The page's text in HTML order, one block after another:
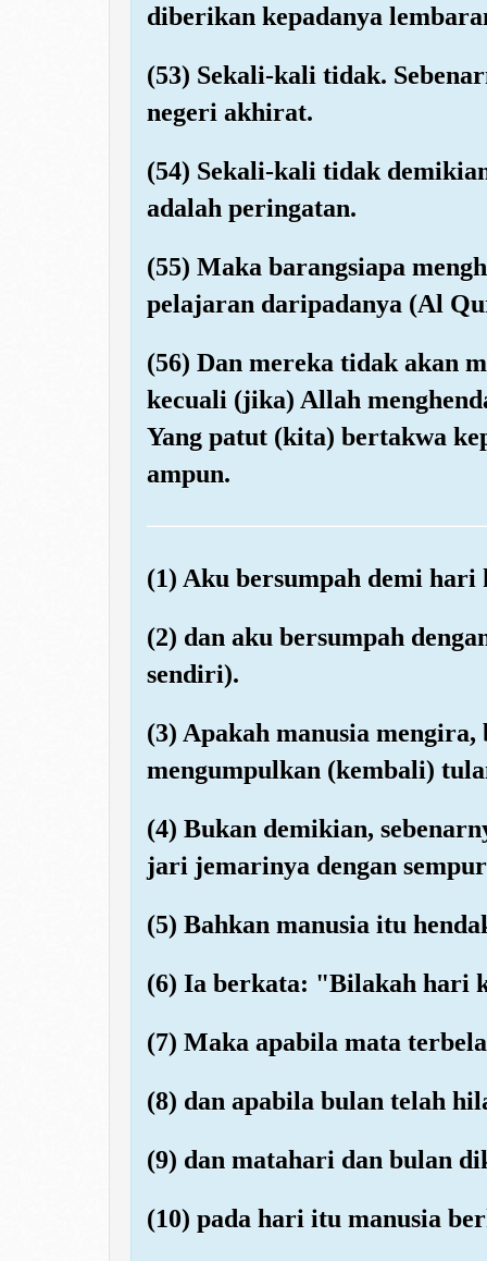
diberikan kepadanya
(53) Sekali-kali tidak.
negeri akhirat.
(54) Sekali-kali tidak
adalah peringatan.
(55) Maka barangsiapa
pelajaran daripadanya (Al
(56) Dan mereka tidak akan
kecuali (jika) Allah
Yang patut (kita) bertakwa
ampun.
(1) Aku bersumpah demi hari
(2) dan aku bersumpah
sendiri).
(3) Apakah manusia
mengumpulkan (kembali)
(4) Bukan demikian,
jari jemarinya dengan
(5) Bahkan manusia itu
(6) Ia berkata: "Bilakah hari
(7) Maka apabila mata
(8) dan apabila bulan telah
(9) dan matahari dan bulan
(10) pada hari itu manusia